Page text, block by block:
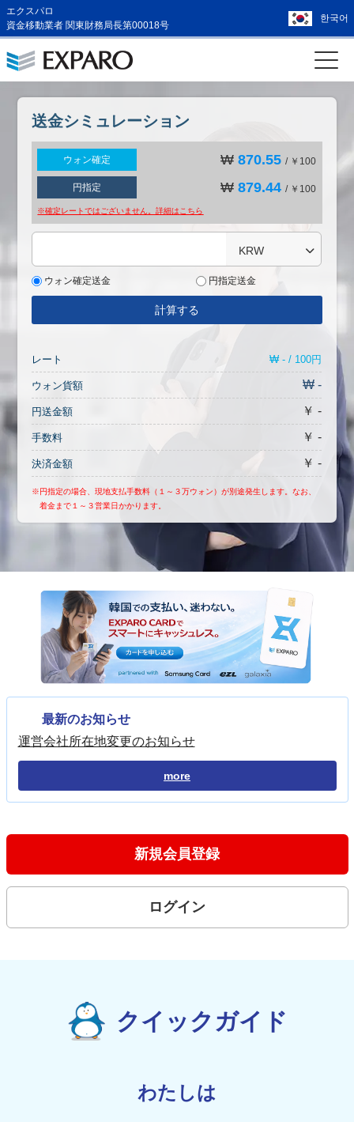
エクスパロ
資金移動業者 関東財務局長第00018号
한국어
送金シミュレーション
ウォン確定 ₩870.55 / ￥100
円指定 ₩879.44 / ￥100
※確定レートではございません。詳細は こちら
KRW
ウォン確定送金 円指定送金
計算する
レート ₩ - / 100円
ウォン貨額 ₩ -
円送金額 ￥ -
手数料 ￥ -
決済金額 ￥ -
※円指定の場合、現地支払手数料（１～３万ウォン）が別途発生します。なお、
着金まで１～３営業日かかります。
最新のお知らせ
運営会社所在地変更のお知らせ
more
新規会員登録
ログイン
クイックガイド
わたしは